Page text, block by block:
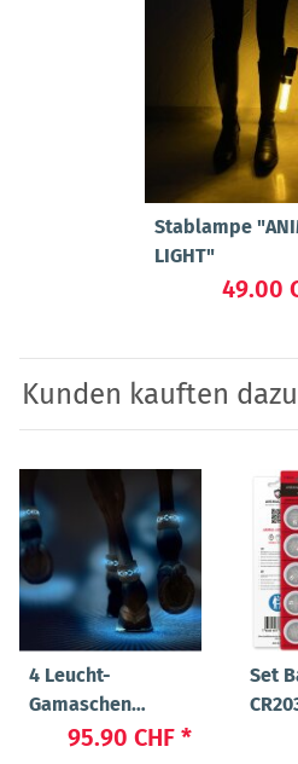
Stablampe
LIGHT"
49.00
Kunden kauften
4 Leucht-
Gamaschen
"Beauty"
95.90 CHF *
Set